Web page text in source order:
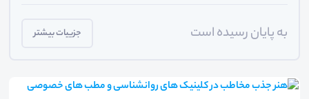
به پایان رسیده است جزییات بیشتر